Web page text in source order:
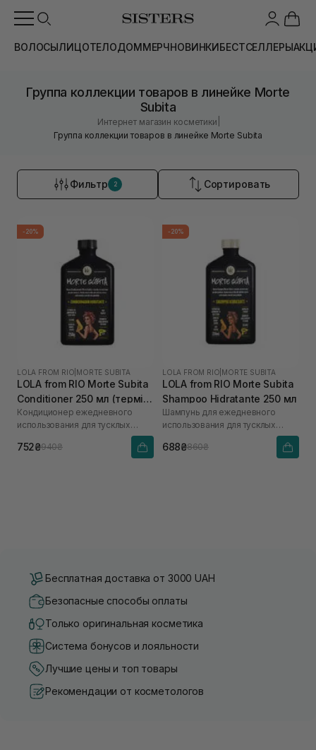
ВОЛОСЫЛИЦОТЕЛОДОММЕРЧНОВИНКИБЕСТСЕЛЛЕРЫ
Группа коллекции товаров в линейке Morte
Subita
Интернет магазин косметики
Группа коллекции товаров в линейке Morte Subita
Фильтр 2 Сортировать
-20%
LOLA FROM RIO MORTE SUBITA
LOLA from RIO Morte Subita
Conditioner 250 мл (термін
до 12.26р)
Кондиционер ежедневного
использования для тусклых
752₴940₴
-20%
LOLA FROM RIO MORTE SUBITA
LOLA from RIO Morte Subita
Shampoo Hidratante 250 мл
Шампунь для ежедневного
использования для тусклых
688₴860₴
Бесплатная доставка от 3000 UAH
Безопасные способы оплаты
Только оригинальная косметика
Система бонусов и лояльности
Лучшие цены и топ товары
Рекомендации от косметологов